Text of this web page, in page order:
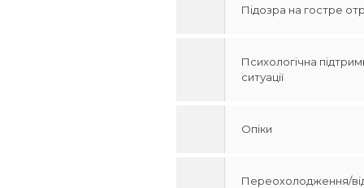
Підозра на гостре
Психологічна
ситуації
Опіки
Переохолодження/